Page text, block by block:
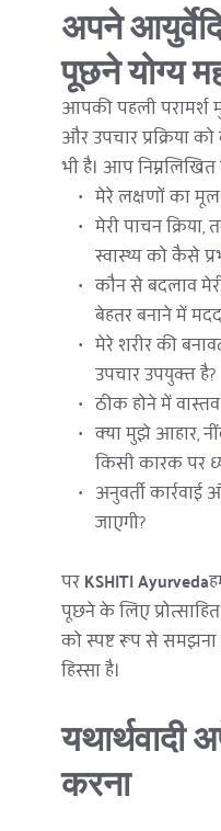
अपने
पूछने योग्य
आपकी पहली परामर्श
और उपचार प्रक्रिया
भी है। आप निम्नलिखित
मेरे लक्षणों का
मेरी पाचन क्रिया,
स्वास्थ्य को कैसे
कौन से बदलाव
बेहतर बनाने में
मेरे शरीर की
उपचार उपयुक्त है?
ठीक होने में
क्या मुझे आहार,
किसी कारक पर
अनुवर्ती
जाएगी?
पर KSHITI Ayurveda
पूछने के लिए
को स्पष्ट रूप से समझना
हिस्सा है।
यथार्थवादी
करना